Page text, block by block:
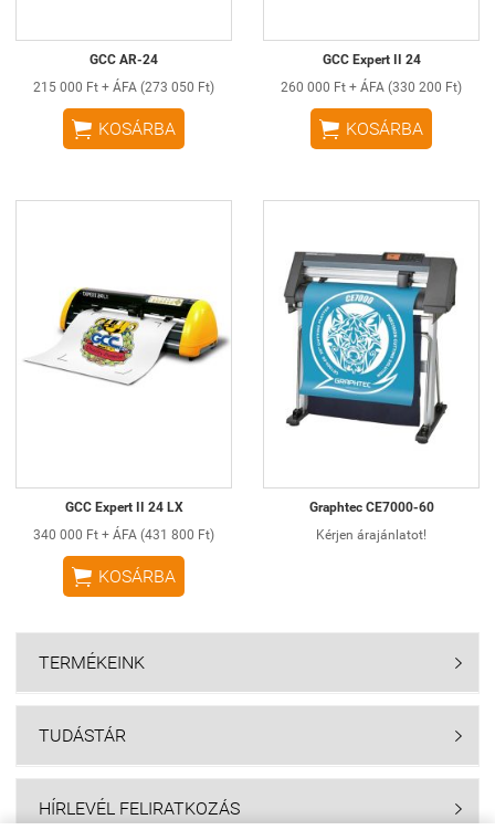
GCC AR-24
215 000 Ft + ÁFA (273 050 Ft)
 KOSÁRBA
GCC Expert II 24
260 000 Ft + ÁFA (330 200 Ft)
 KOSÁRBA
GCC Expert II 24 LX
340 000 Ft + ÁFA (431 800 Ft)
 KOSÁRBA
Graphtec CE7000-60
Kérjen árajánlatot!
TERMÉKEINK 
TUDÁSTÁR 
HÍRLEVÉL FELIRATKOZÁS 